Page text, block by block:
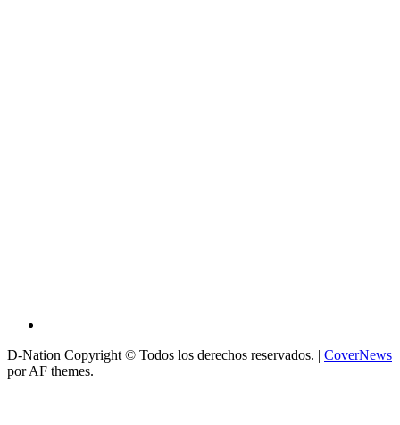
D-Nation Copyright © Todos los derechos reservados. | CoverNews
por AF themes.